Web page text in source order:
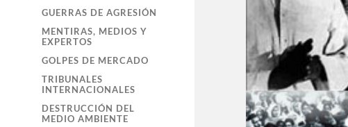
GUERRAS DE AGRESIÓN
MENTIRAS, MEDIOS Y
EXPERTOS
GOLPES DE MERCADO
TRIBUNALES
INTERNACIONALES
DESTRUCCIÓN DEL
MEDIO AMBIENTE